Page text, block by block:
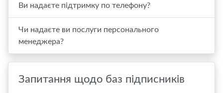
Ви надаєте підтримку по телефону?
Чи надаєте ви послуги персонального
менеджера?
Запитання щодо баз підписників